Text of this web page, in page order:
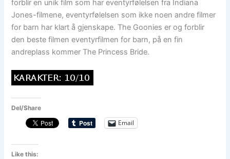
forblir en unik film som har eventyrfølelsen fra Indiana
Jones-filmene, eventyrfølelsen som ikke noen andre filmer
for barn har klart å gjenskape. The Goonies er og forblir
den beste filmen eventyrfilmen for barn, på en fin
andreplass kommer The Princess Bride.
Del/Share
Email
Like this: